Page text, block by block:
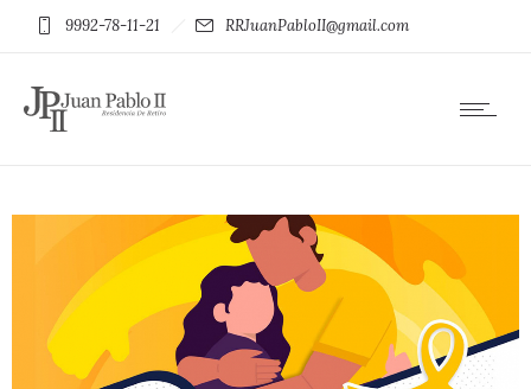
9992-78-11-21 RRJuanPabloII@gmail.com